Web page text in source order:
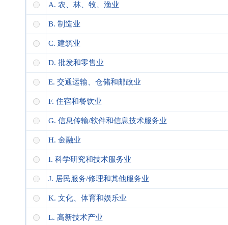
A. 农、林、牧、渔业
B. 制造业
C. 建筑业
D. 批发和零售业
E. 交通运输、仓储和邮政业
F. 住宿和餐饮业
G. 信息传输/软件和信息技术服务业
H. 金融业
I. 科学研究和技术服务业
J. 居民服务/修理和其他服务业
K. 文化、体育和娱乐业
L. 高新技术产业